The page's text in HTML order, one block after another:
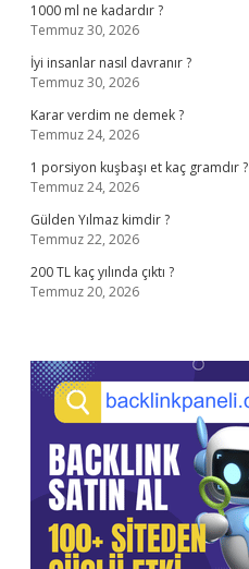
1000 ml ne kadardır ?
Temmuz 30, 2026
İyi insanlar nasıl davranır ?
Temmuz 30, 2026
Karar verdim ne demek ?
Temmuz 24, 2026
1 porsiyon kuşbaşı et kaç gramdır ?
Temmuz 24, 2026
Gülden Yılmaz kimdir ?
Temmuz 22, 2026
200 TL kaç yılında çıktı ?
Temmuz 20, 2026